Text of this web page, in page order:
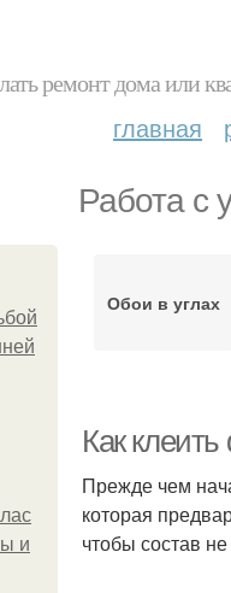
ремонт дома или
главная
Работа с
и
Обои в углах
Как
Прежде чем
которая
чтобы состав